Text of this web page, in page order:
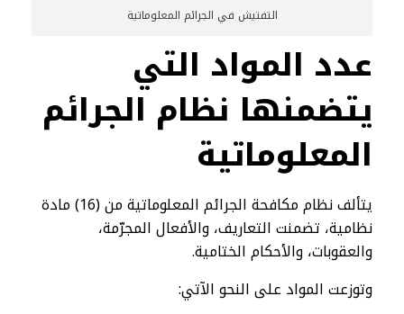
التفتيش في الجرائم المعلوماتية
عدد المواد التي
يتضمنها نظام الجرائم
المعلوماتية
يتألف نظام مكافحة الجرائم المعلوماتية من (16) مادة
نظامية، تضمنت التعاريف، والأفعال المجرّمة،
والعقوبات، والأحكام الختامية.
وتوزعت المواد على النحو الآتي: